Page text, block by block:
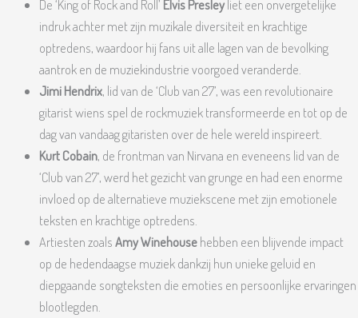
De ‘King of Rock and Roll’ Elvis Presley liet een onvergetelijke
indruk achter met zijn muzikale diversiteit en krachtige
optredens, waardoor hij fans uit alle lagen van de bevolking
aantrok en de muziekindustrie voorgoed veranderde.
Jimi Hendrix, lid van de ‘Club van 27’, was een revolutionaire
gitarist wiens spel de rockmuziek transformeerde en tot op de
dag van vandaag gitaristen over de hele wereld inspireert.
Kurt Cobain, de frontman van Nirvana en eveneens lid van de
‘Club van 27’, werd het gezicht van grunge en had een enorme
invloed op de alternatieve muziekscene met zijn emotionele
teksten en krachtige optredens.
Artiesten zoalsAmy Winehousehebben een blijvende impact
op de hedendaagse muziek dankzij hun unieke geluid en
diepgaande songteksten die emoties en persoonlijke ervaringen
blootlegden.